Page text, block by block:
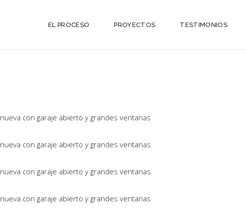
EL PROCESO PROYECTOS TESTIMONIOS